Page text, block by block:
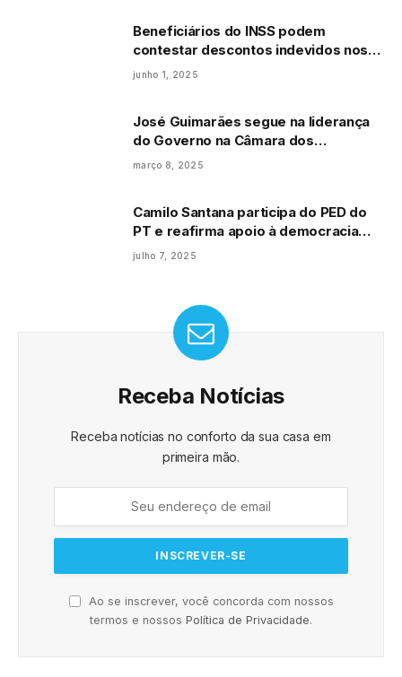
Beneficiários do INSS podem
contestar descontos indevidos nos
Correios
junho 1, 2025
José Guimarães segue na liderança
do Governo na Câmara dos
Deputados
março 8, 2025
Camilo Santana participa do PED do
PT e reafirma apoio à democracia
partidária e às lideranças da sigla
julho 7, 2025
Receba Notícias
Receba notícias no conforto da sua casa em
primeira mão.
Ao se inscrever, você concorda com nossos
termos e nossos Política de Privacidade.